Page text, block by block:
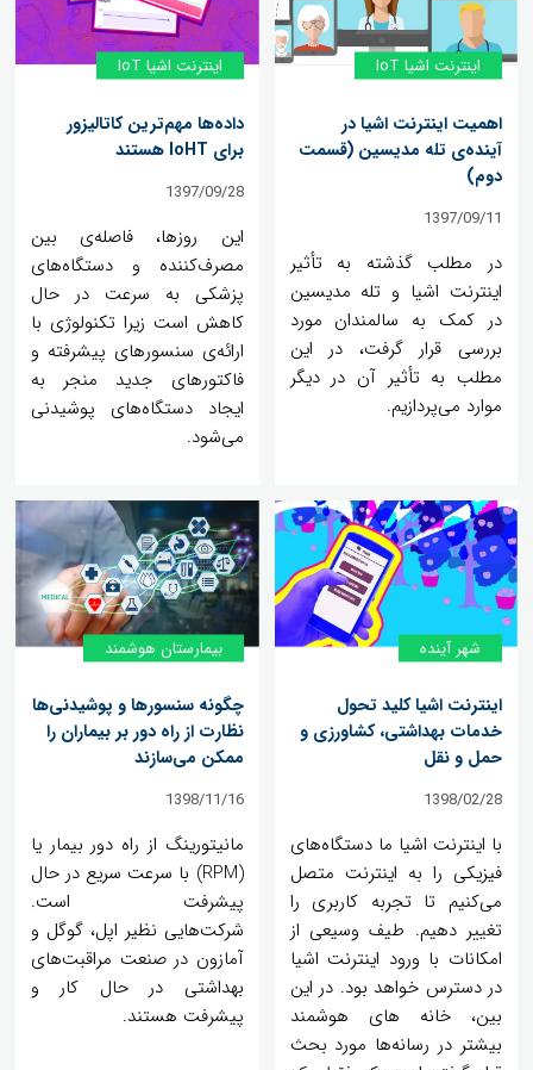
اینترنت اشیا IoT
اهمیت اینترنت اشیا در
آینده‌ی تله مدیسین (قسمت
دوم)
1397/09/11
در مطلب گذشته به تأثیر
اینترنت اشیا و تله مدیسین
در کمک به سالمندان مورد
بررسی قرار گرفت، در این
مطلب به تأثیر آن در دیگر
موارد می‌پردازیم.
اینترنت اشیا IoT
داده‌ها مهم‌ترین کاتالیزور
برای IoHT هستند
1397/09/28
این روزها، فاصله‌ی بین
مصرف‌کننده و دستگاه‌های
پزشکی به سرعت در حال
کاهش است زیرا تکنولوژی با
ارائه‌ی سنسورهای پیشرفته و
فاکتورهای جدید منجر به
ایجاد دستگاه‌های پوشیدنی
می‌شود.
شهر آینده
اینترنت اشیا کلید تحول
خدمات بهداشتی، کشاورزی و
حمل و نقل
1398/02/28
با اینترنت اشیا ما دستگاه‌های
فیزیکی را به اینترنت متصل
می‌کنیم تا تجربه کاربری را
تغییر دهیم. طیف وسیعی از
امکانات با ورود اینترنت اشیا
در دسترس خواهد بود. در این
بین، خانه ­های هوشمند
بیشتر در رسانه‌ها مورد بحث
بیمارستان هوشمند
چگونه سنسورها و پوشیدنی‌ها
نظارت از راه دور بر بیماران را
ممکن می‌سازند
1398/11/16
مانیتورینگ از راه دور بیمار یا
(RPM) با سرعت سریع در حال
پیشرفت است.
شرکت‌هایی نظیر اپل، گوگل و
آمازون در صنعت مراقبت‌های
بهداشتی در حال کار و
پیشرفت هستند.